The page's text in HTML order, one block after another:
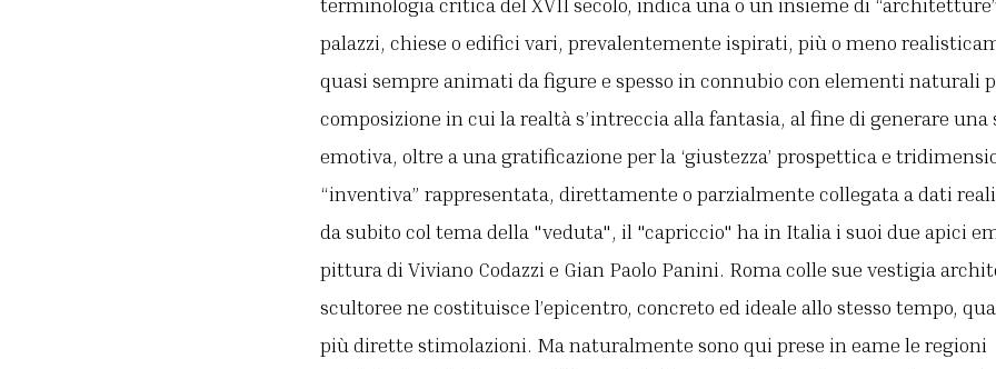
palazzi, chiese o edifici vari, prevalentemente ispirati, più o meno
quasi sempre animati da figure e spesso in connubio con elementi naturali
composizione in cui la realtà s’intreccia alla fantasia, al fine di generare una
emotiva, oltre a una gratificazione per la ‘giustezza’ prospettica e
“inventiva” rappresentata, direttamente o parzialmente collegata a dati
da subito col tema della "veduta", il "capriccio" ha in Italia i suoi due apici
pittura di Viviano Codazzi e Gian Paolo Panini. Roma colle sue vestigia
scultoree ne costituisce l’epicentro, concreto ed ideale allo stesso tempo,
più dirette stimolazioni. Ma naturalmente sono qui prese in eame le regioni